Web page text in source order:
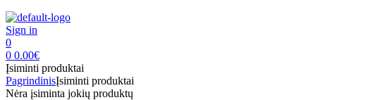
Sign in
0
0 0.00€
Įsiminti produktai
PagrindinisĮsiminti produktai
Nėra įsiminta jokių produktų